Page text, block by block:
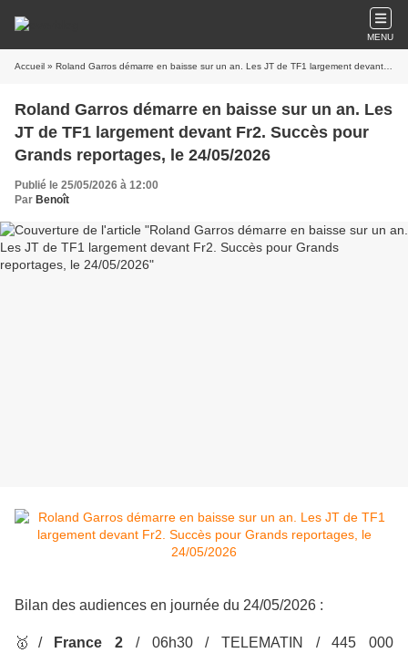
MENU
Accueil » Roland Garros démarre en baisse sur un an. Les JT de TF1 largement devant Fr2. Succès pour Grands reportages, le 24/05/2026
Roland Garros démarre en baisse sur un an. Les
JT de TF1 largement devant Fr2. Succès pour
Grands reportages, le 24/05/2026
Publié le 25/05/2026 à 12:00
Par Benoît
Bilan des audiences en journée du 24/05/2026 :
🥇 / France 2 / 06h30 / TELEMATIN
/ 445 000